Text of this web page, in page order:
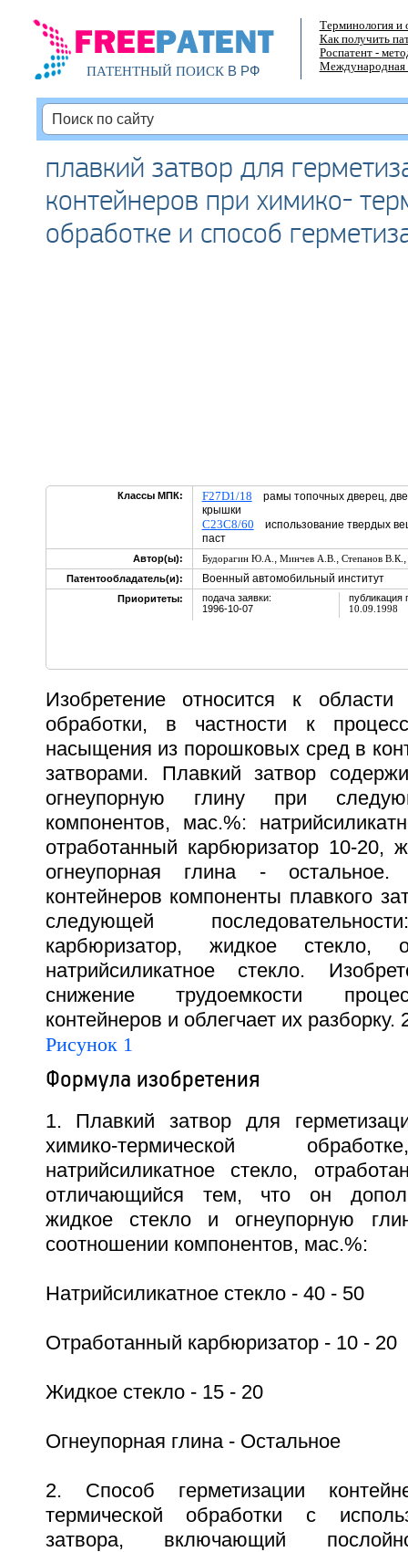
ПАТЕНТНЫЙ ПОИСКВ РФ
Терминология и
Как получить
Роспатент -
Международная
плавкий затвор для
контейнеров при химико-
обработке и способ
Классы МПК: F27D1/18 рамы топочных дверец,
крышки
C23C8/60 использование твердых
паст
Автор(ы): Будорагин Ю.А. , Минчев А.В. , Степанов В.К. ,
Патентообладатель(и): Военный автомобильный институт
Приоритеты:
подача заявки:
1996-10-07
публикация
10.09.1998
Изобретение относится к области
обработки, в частности к
насыщения из порошковых сред в
затворами. Плавкий затвор
огнеупорную глину при
компонентов, мас.%:
отработанный карбюризатор 10-20,
огнеупорная глина - остальное.
контейнеров компоненты плавкого
следующей
карбюризатор, жидкое стекло,
натрийсиликатное стекло.
снижение трудоемкости
контейнеров и облегчает их
Рисунок 1
Формула изобретения
1. Плавкий затвор для
химико-термической
натрийсиликатное стекло,
отличающийся тем, что он
жидкое стекло и огнеупорную
соотношении компонентов, мас.%:
Натрийсиликатное стекло - 40 - 50
Отработанный карбюризатор - 10 - 20
Жидкое стекло - 15 - 20
Огнеупорная глина - Остальное
2. Способ герметизации
термической обработки с
затвора, включающий